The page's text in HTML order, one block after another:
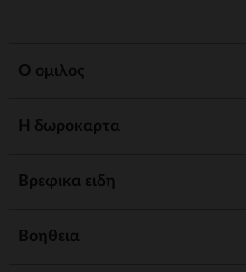
Ο ομιλος
Η δωροκαρτα
Βρεφικα ειδη
Βοηθεια